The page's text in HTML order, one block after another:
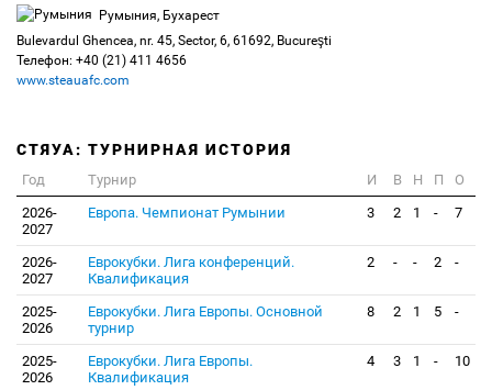
Румыния, Бухарест
Bulevardul Ghencea, nr. 45, Sector, 6, 61692, Bucureşti
Телефон: +40 (21) 411 4656
www.steauafc.com
СТЯУА: ТУРНИРНАЯ ИСТОРИЯ
Год Турнир И В Н П
О
2026-
2027
Европа. Чемпионат Румынии 3 2 1 - 7
2026-
2027
Еврокубки. Лига конференций.
Квалификация
2 - - 2 -
2025-
2026
Еврокубки. Лига Европы. Основной
турнир
8 2 1 5 -
2025-
2026
Еврокубки. Лига Европы.
Квалификация
4 3 1 - 10